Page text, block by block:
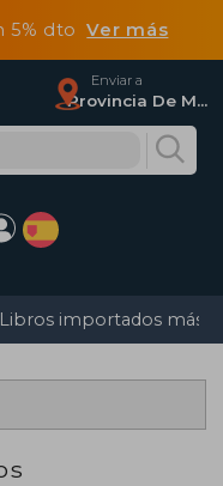
5% dtoVer más
Enviar a
Provincia De Madrid
Libros importados más